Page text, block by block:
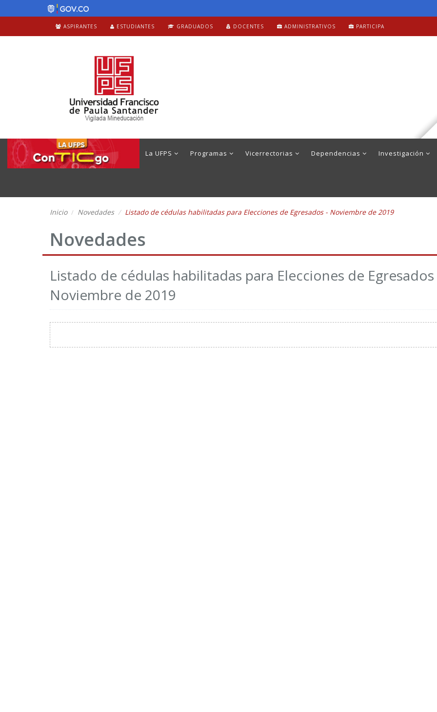
ASPIRANTES ESTUDIANTES GRADUADOS DOCENTES ADMINISTRATIVOS PARTICIPA
La UFPS Programas Vicerrectorias Dependencias Investigación
Inicio Novedades Listado de cédulas habilitadas para Elecciones de Egresados - Noviembre de 2019
Novedades
Listado de cédulas habilitadas para Elecciones de Egresados
Noviembre de 2019